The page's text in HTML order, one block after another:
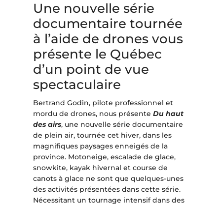
Une nouvelle série
documentaire tournée
à l’aide de drones vous
présente le Québec
d’un point de vue
spectaculaire
Bertrand Godin, pilote professionnel et
mordu de drones, nous présenteDu haut
des airs, une nouvelle série documentaire
de plein air, tournée cet hiver, dans les
magnifiques paysages enneigés de la
province. Motoneige, escalade de glace,
snowkite, kayak hivernal et course de
canots à glace ne sont que quelques-unes
des activités présentées dans cette série.
Nécessitant un tournage intensif dans des